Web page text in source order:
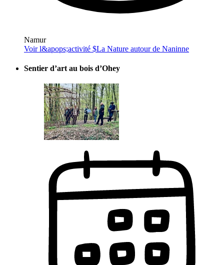
Namur
Voir l&apops;activité $La Nature autour de Naninne
Sentier d’art au bois d’Ohey